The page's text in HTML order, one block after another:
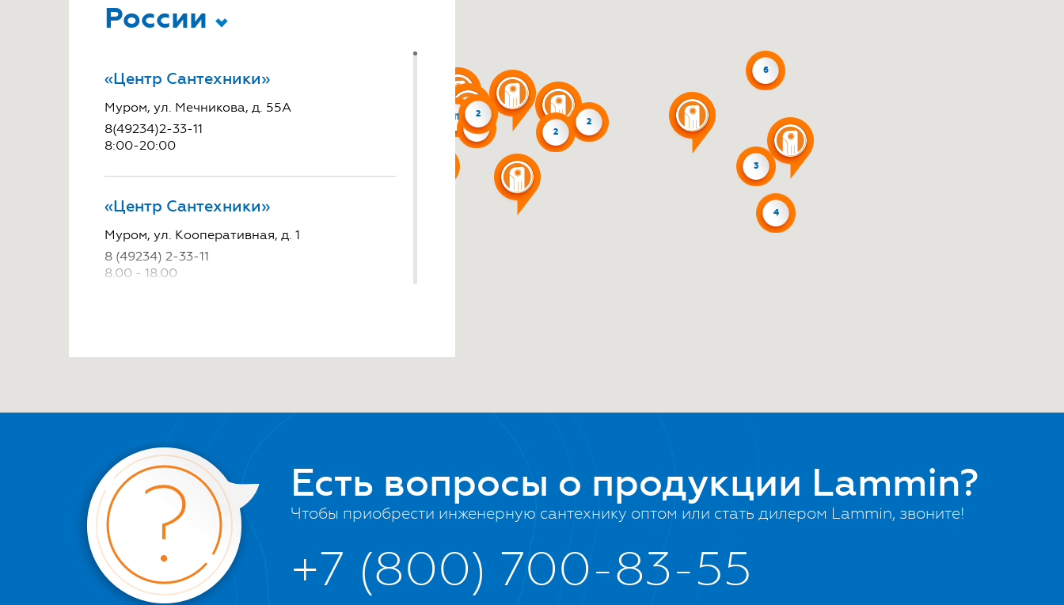
России
«Центр Сантехники»
Муром, ул. Мечникова, д. 55А
8(49234)2-33-11
8:00-20:00
«Центр Сантехники»
Муром, ул. Кооперативная, д. 1
8 (49234) 2-33-11
8.00 - 18.00
Москва, 41 км МКАД, рынок Славянский мир,
«ООО Мегаполис-Балтика»
г. Калининград ул. проспект Мира 142,
+7 (401) 299 81-69
с 09.00 до 17.00
11
3
2
2
2
3
4
2
6
Есть вопросы о продукции Lammin?
Чтобы приобрести инженерную сантехнику оптом или стать дилером Lammin, звоните!
+7 (800) 700-83-55